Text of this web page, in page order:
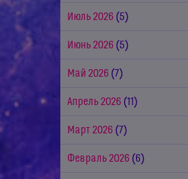
Июль 2026 (5)
Июнь 2026 (5)
Май 2026 (7)
Апрель 2026 (11)
Март 2026 (7)
Февраль 2026 (6)